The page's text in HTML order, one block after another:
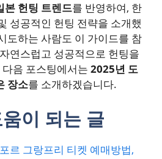
본 헌팅 트렌드를 반영하여, 한
성공적인 헌팅 전략을 소개했
도하는 사람도 이 가이드를 참
연스럽고 성공적으로 헌팅을
음 포스팅에서는 2025년 도
장소를 소개하겠습니다.
이 되는 글
르 그랑프리 티켓 예매방법,